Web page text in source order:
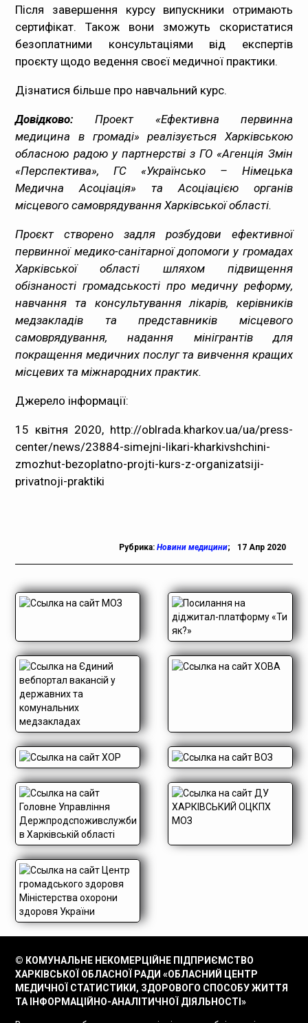
Після завершення курсу випускники отримають
сертифікат. Також вони зможуть скористатися
безоплатними консультаціями від експертів
проєкту щодо ведення своєї медичної практики.
Дізнатися більше про навчальний курс.
Довідково: Проект «Ефективна первинна
медицина в громаді» реалізується Харківською
обласною радою у партнерстві з ГО «Агенція Змін
«Перспектива», ГС «Українсько – Німецька
Медична Асоціація» та Асоціацією органів
місцевого самоврядування Харківської області.
Проєкт створено задля розбудови ефективної
первинної медико-санітарної допомоги у громадах
Харківської області шляхом підвищення
обізнаності громадськості про медичну реформу,
навчання та консультування лікарів, керівників
медзакладів та представників місцевого
самоврядування, надання мінігрантів для
покращення медичних послуг та вивчення кращих
місцевих та міжнародних практик.
Джерело інформації:
15 квітня 2020, http://oblrada.kharkov.ua/ua/press-
center/news/23884-simejni-likari-kharkivshchini-
zmozhut-bezoplatno-projti-kurs-z-organizatsiji-
privatnoji-praktiki
Рубрика: Новини медицини; 17 Апр 2020
© КОМУНАЛЬНЕ НЕКОМЕРЦІЙНЕ ПІДПРИЄМСТВО
ХАРКІВСЬКОЇ ОБЛАСНОЇ РАДИ «ОБЛАСНИЙ ЦЕНТР
МЕДИЧНОЇ СТАТИСТИКИ, ЗДОРОВОГО СПОСОБУ ЖИТТЯ
ТА ІНФОРМАЦІЙНО-АНАЛІТИЧНОЇ ДІЯЛЬНОСТІ»